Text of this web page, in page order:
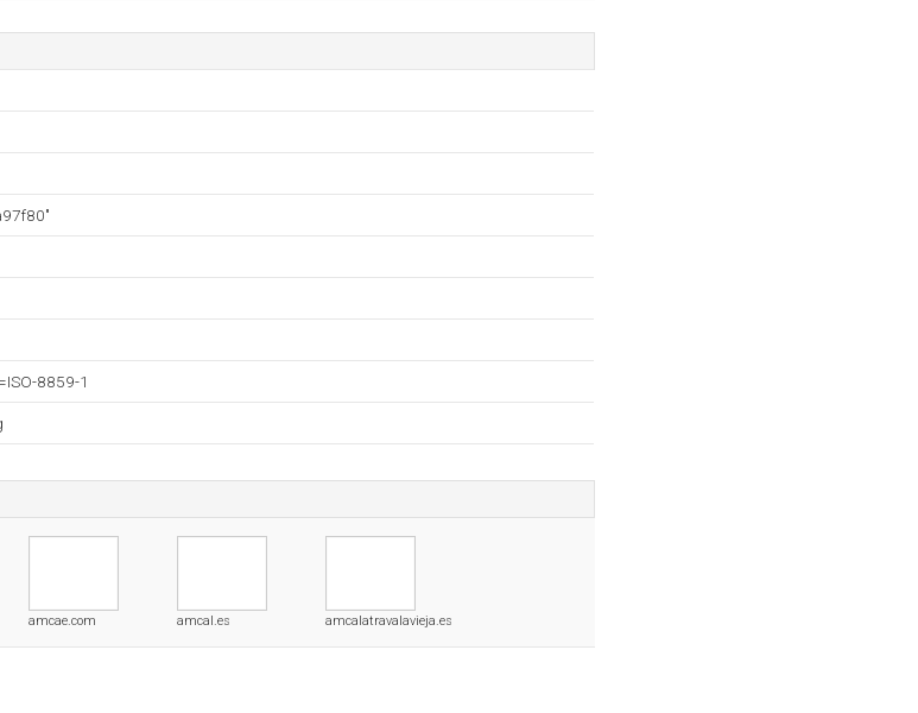
8859-1
amcae.com amcal.es amcalatravalavieja.es